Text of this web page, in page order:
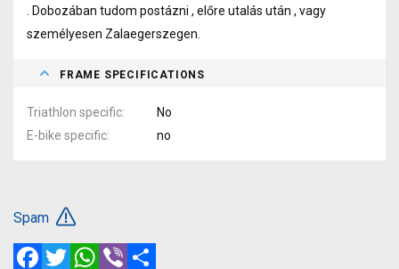
. Dobozában tudom postázni , előre utalás után , vagy
személyesen Zalaegerszegen.
FRAME SPECIFICATIONS
Triathlon specific
No
E-bike specific
no
Spam
FacebookTwitterWhatsApp
Viber